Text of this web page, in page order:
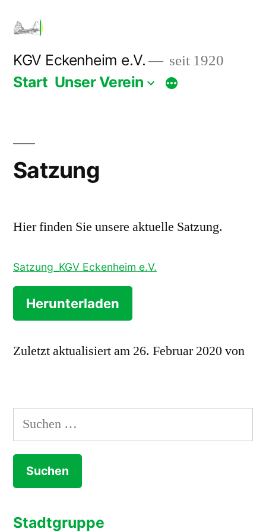
Inhalt
springen
KGV Eckenheim e.V. seit 1920
Start Unser Verein
Satzung
Hier finden Sie unsere aktuelle Satzung.
Satzung_KGV Eckenheim e.V.
Herunterladen
Zuletzt aktualisiert am 26. Februar 2020 von
Suchen
nach:
Stadtgruppe